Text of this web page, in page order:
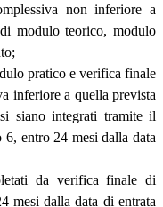
non inferiore a
modulo teorico, modulo
pratico e verifica finale
inferiore a quella prevista
siano integrati tramite il
entro 24 mesi dalla data
da verifica finale di
mesi dalla data di entrata